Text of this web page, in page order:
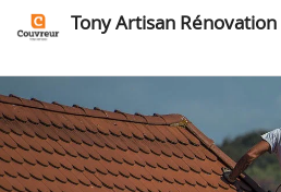
Tony Artisan Rénovation